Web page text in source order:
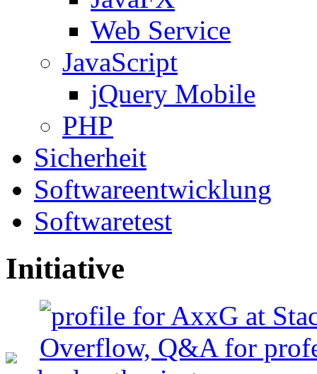
Web Service
JavaScript
jQuery Mobile
PHP
Sicherheit
Softwareentwicklung
Softwaretest
Initiative